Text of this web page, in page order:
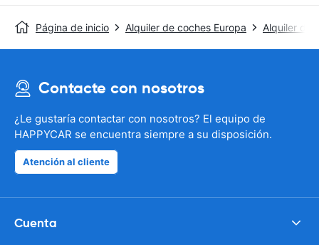
Página de inicio Alquiler de coches Europa Alquiler de
Contacte con nosotros
¿Le gustaría contactar con nosotros? El equipo de
HAPPYCAR se encuentra siempre a su disposición.
Atención al cliente
Cuenta